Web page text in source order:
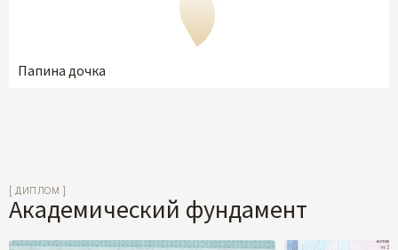
Глубинная проработка фигуры отца. Разрешение
сценариев, блокирующих деньги и личное счастье.
Папина дочка
[ ДИПЛОМ ]
Академический фундамент